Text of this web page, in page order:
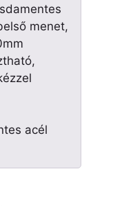
menet,
acél